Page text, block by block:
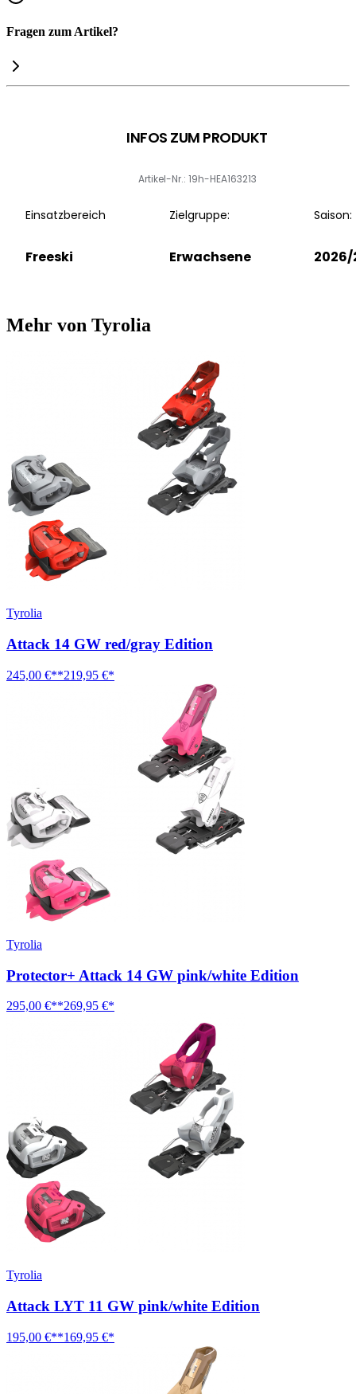
Fragen zum Artikel?
INFOS ZUM PRODUKT
Artikel-Nr.: 19h-HEA163213
Einsatzbereich
Freeski
Zielgruppe:
Erwachsene
Saison:
2026/
Mehr von Tyrolia
Tyrolia
Attack 14 GW red/gray Edition
245,00 €**219,95 €*
Tyrolia
Protector+ Attack 14 GW pink/white Edition
295,00 €**269,95 €*
Tyrolia
Attack LYT 11 GW pink/white Edition
195,00 €**169,95 €*